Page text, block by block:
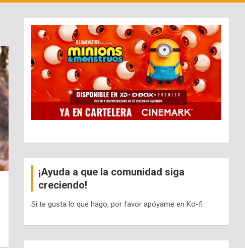
¡Ayuda a que la comunidad siga
creciendo!
Si te gusta lo que hago, por favor apóyame en Ko-fi